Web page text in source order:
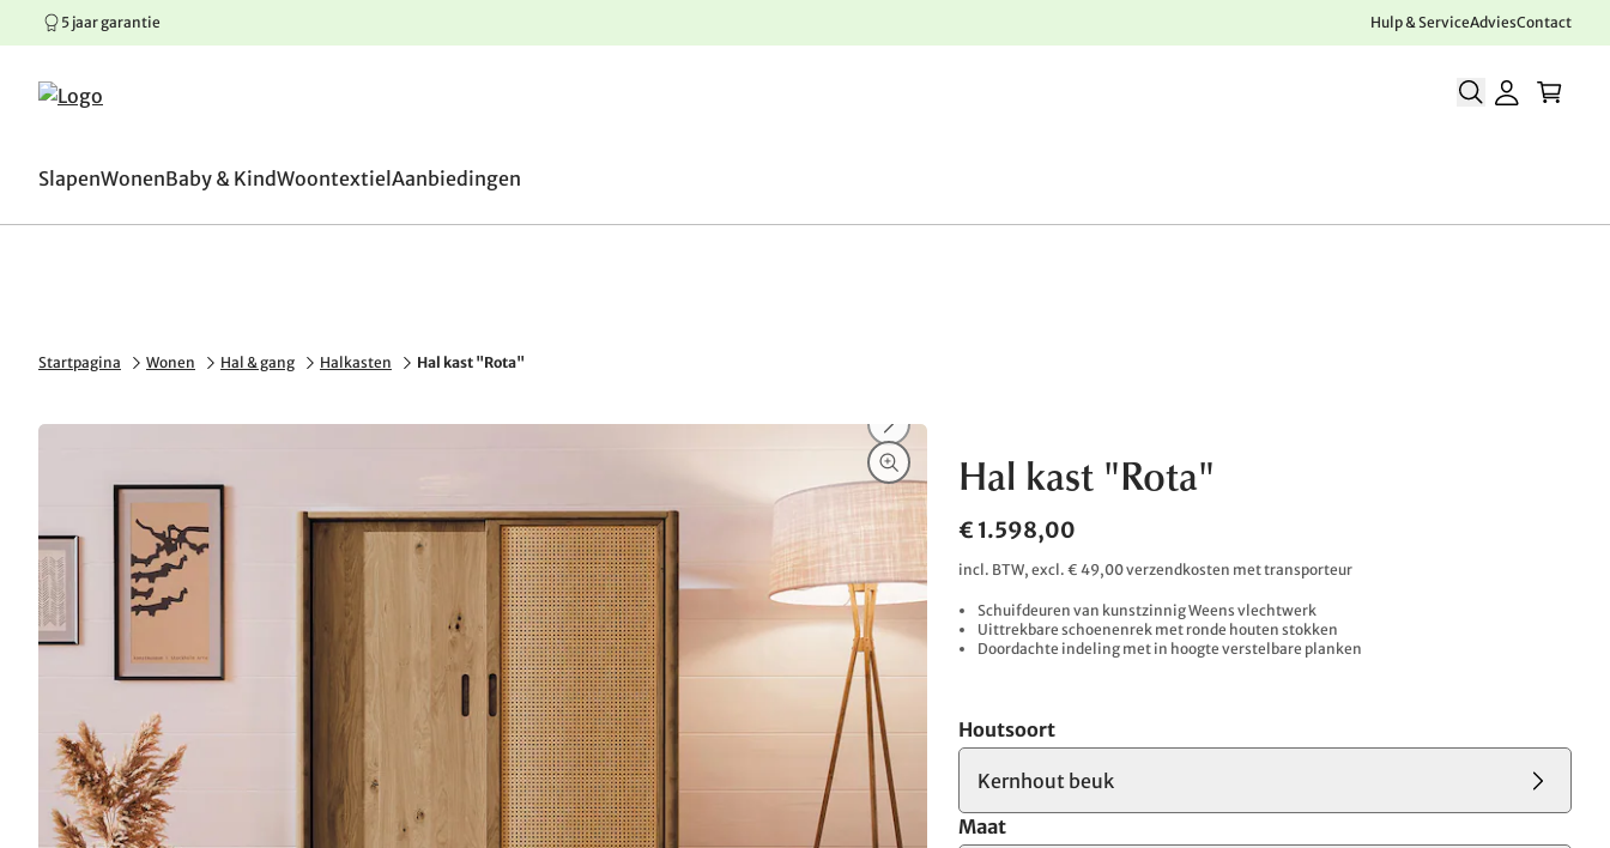
Springen naar hoofdinhoud
Springen naar hoofdnavigatie
Springen naar voettekst
5 jaar garantie Hulp & ServiceAdviesContact
SlapenWonenBaby & KindWoontextiel Aanbiedingen
Startpagina Wonen Hal & gang Halkasten Hal kast "Rota"
Hal kast "Rota"
€ 1.598,00
incl. BTW, excl. € 49,00 verzendkosten met transporteur
Schuifdeuren van kunstzinnig Weens vlechtwerk
Uittrekbare schoenenrek met ronde houten stokken
Doordachte indeling met in hoogte verstelbare planken
Houtsoort
Kernhout beuk
Maat